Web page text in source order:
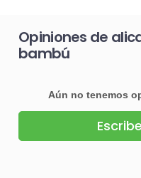
Opiniones de
bambú
Aún no tenemos